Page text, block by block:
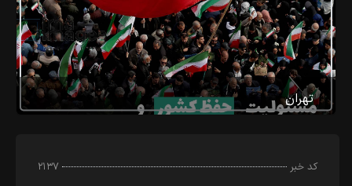
تهران
کد خبر
۲۱۳۷